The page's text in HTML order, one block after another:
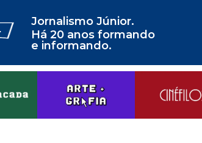
Jornalismo Júnior.
Há 20 anos formando
e informando.